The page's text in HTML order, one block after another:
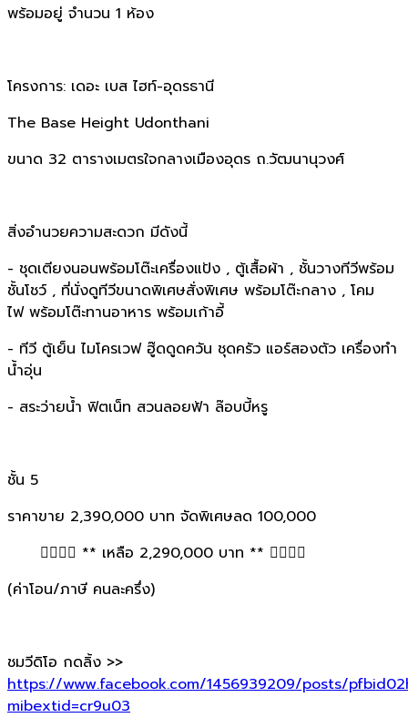
พร้อมอยู่ จำนวน 1 ห้อง
โครงการ: เดอะ เบส ไฮท์-อุดรธานี
The Base Height Udonthani
ขนาด 32 ตารางเมตรใจกลางเมืองอุดร ถ.วัฒนานุวงศ์
สิ่งอำนวยความสะดวก มีดังนี้
- ชุดเตียงนอนพร้อมโต๊ะเครื่องแป้ง , ตู้เสื้อผ้า , ชั้นวางทีวีพร้อม
ชั้นโชว์ , ที่นั่งดูทีวีขนาดพิเศษสั่งพิเศษ พร้อมโต๊ะกลาง , โคม
ไฟ พร้อมโต๊ะทานอาหาร พร้อมเก้าอี้
- ทีวี ตู้เย็น ไมโครเวฟ ฮู๊ดดูดควัน ชุดครัว แอร์สองตัว เครื่องทำ
น้ำอุ่น
- สระว่ายน้ำ ฟิตเน็ท สวนลอยฟ้า ล๊อบบี้หรู
ชั้น 5
ราคาขาย 2,390,000 บาท จัดพิเศษลด 100,000
❤️‍🔥❤️‍🔥 ** เหลือ 2,290,000 บาท ** ❤️‍🔥❤️‍🔥
(ค่าโอน/ภาษี คนละครึ่ง)
ชมวีดิโอ กดลิ้ง >>
https://www.facebook.com/1456939209/posts/
mibextid=cr9u03